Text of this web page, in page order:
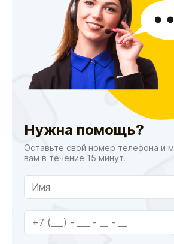
Нужна помощь?
Оставьте свой номер телефона и
вам в течение 15 минут.